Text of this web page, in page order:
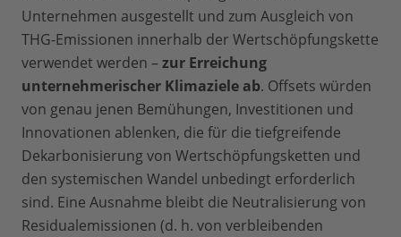
Unternehmen ausgestellt und zum Ausgleich von
THG-Emissionen innerhalb der Wertschöpfungskette
verwendet werden –zur Erreichung
unternehmerischer Klimaziele ab. Offsets würden
von genau jenen Bemühungen, Investitionen und
Innovationen ablenken, die für die tiefgreifende
Dekarbonisierung von Wertschöpfungsketten und
den systemischen Wandel unbedingt erforderlich
sind. Eine Ausnahme bleibt die Neutralisierung von
Residualemissionen (d. h. von verbleibenden